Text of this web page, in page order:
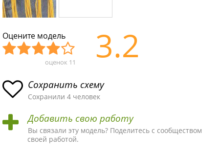
Оцените модель
асн
ая
ма
пло
хая
ма
ыч
ная
ма
Хор
ая
ма
Отл
ая
ма!
оценок 11 3.2
Сохранить схему
Сохранили 4 человек
Добавить свою работу
Вы связали эту модель? Поделитесь с сообществом
своей работой.